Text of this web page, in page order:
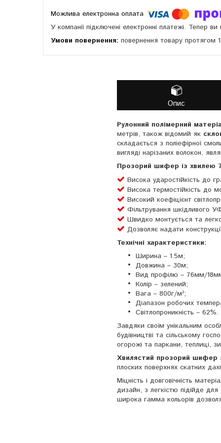
У компанії підключені електронні платежі.
повернення товару протягом
Опис
Рулонний полімерний
метрів, також відомий як
складається з поліефірної
вигляді нарізаних волокон,
Прозорий шифер із хвилею
Висока ударостійкість до
Висока термостійкість до
Високий коефіцієнт
Фільтрування шкідливого
Швидко монтується та
Дозволяє надати
Технічні характеристики:
Ширина – 1.5м;
Довжина – 30м;
Вид профілю – 76мм/
Колір – зелений;
Вага – 800г/м²;
Діапазон робочих
Світлопроникність – 62%.
Завдяки своїм унікальним
будівництві та сільському
огорожі та паркани, теплиці,
Хвилястий прозорий шифер
плоских поверхнях скатних
Міцність і довговічність
дизайн, з легкістю підійде
широка гамма кольорів